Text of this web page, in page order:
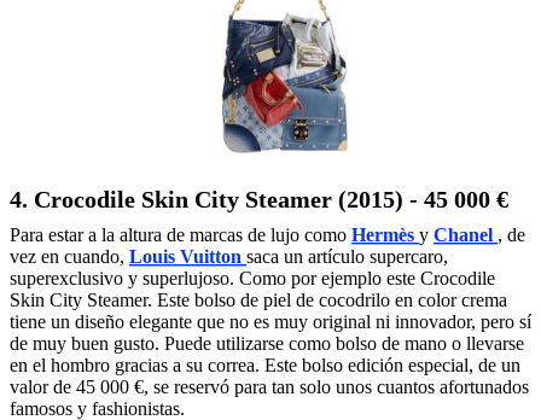
4. Crocodile Skin City Steamer (2015) - 45 000 €
Para estar a la altura de marcas de lujo como Hermès y Chanel , de
vez en cuando, Louis Vuitton saca un artículo supercaro,
superexclusivo y superlujoso. Como por ejemplo este Crocodile
Skin City Steamer. Este bolso de piel de cocodrilo en color crema
tiene un diseño elegante que no es muy original ni innovador, pero sí
de muy buen gusto. Puede utilizarse como bolso de mano o llevarse
en el hombro gracias a su correa. Este bolso edición especial, de un
valor de 45 000 €, se reservó para tan solo unos cuantos afortunados
famosos y fashionistas.